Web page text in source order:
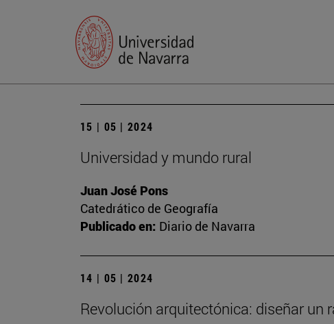
15 | 05 | 2024
Universidad y mundo rural
Juan José Pons
Catedrático de Geografía
Publicado en: Diario de Navarra
14 | 05 | 2024
Revolución arquitectónica: diseñar un